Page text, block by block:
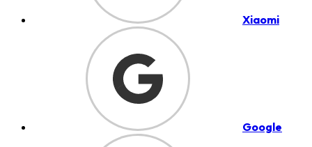
Xiaomi
Google